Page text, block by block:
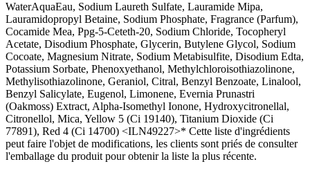
WaterAquaEau, Sodium Laureth Sulfate, Lauramide Mipa,
Lauramidopropyl Betaine, Sodium Phosphate, Fragrance (Parfum),
Cocamide Mea, Ppg-5-Ceteth-20, Sodium Chloride, Tocopheryl
Acetate, Disodium Phosphate, Glycerin, Butylene Glycol, Sodium
Cocoate, Magnesium Nitrate, Sodium Metabisulfite, Disodium Edta,
Potassium Sorbate, Phenoxyethanol, Methylchloroisothiazolinone,
Methylisothiazolinone, Geraniol, Citral, Benzyl Benzoate, Linalool,
Benzyl Salicylate, Eugenol, Limonene, Evernia Prunastri
(Oakmoss) Extract, Alpha-Isomethyl Ionone, Hydroxycitronellal,
Citronellol, Mica, Yellow 5 (Ci 19140), Titanium Dioxide (Ci
77891), Red 4 (Ci 14700) <ILN49227>* Cette liste d'ingrédients
peut faire l'objet de modifications, les clients sont priés de consulter
l'emballage du produit pour obtenir la liste la plus récente.